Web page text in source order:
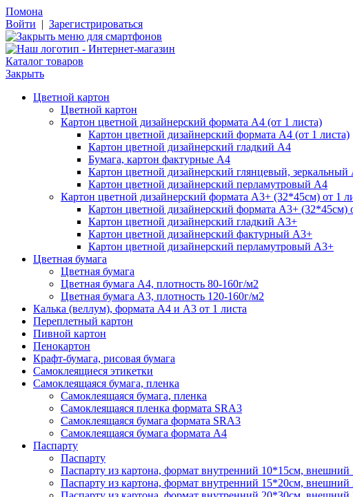
Помона
Войти | Зарегистрироваться
Каталог товаров
Закрыть
Цветной картон
Цветной картон
Картон цветной дизайнерский формата А4 (от 1 листа)
Картон цветной дизайнерский формата А4 (от 1 листа)
Картон цветной дизайнерский гладкий А4
Бумага, картон фактурные А4
Картон цветной дизайнерский глянцевый, зеркальный
Картон цветной дизайнерский перламутровый А4
Картон цветной дизайнерский формата А3+ (32*45см) от 1
Картон цветной дизайнерский формата А3+ (32*45см)
Картон цветной дизайнерский гладкий А3+
Картон цветной дизайнерский фактурный А3+
Картон цветной дизайнерский перламутровый А3+
Цветная бумага
Цветная бумага
Цветная бумага А4, плотность 80-160г/м2
Цветная бумага А3, плотность 120-160г/м2
Калька (веллум), формата А4 и А3 от 1 листа
Переплетный картон
Пивной картон
Пенокартон
Крафт-бумага, рисовая бумага
Самоклеящиеся этикетки
Самоклеящаяся бумага, пленка
Самоклеящаяся бумага, пленка
Самоклеящаяся пленка формата SRА3
Самоклеящаяся бумага формата SRА3
Самоклеящаяся бумага формата А4
Паспарту
Паспарту
Паспарту из картона, формат внутренний 10*15см,
Паспарту из картона, формат внутренний 15*20см,